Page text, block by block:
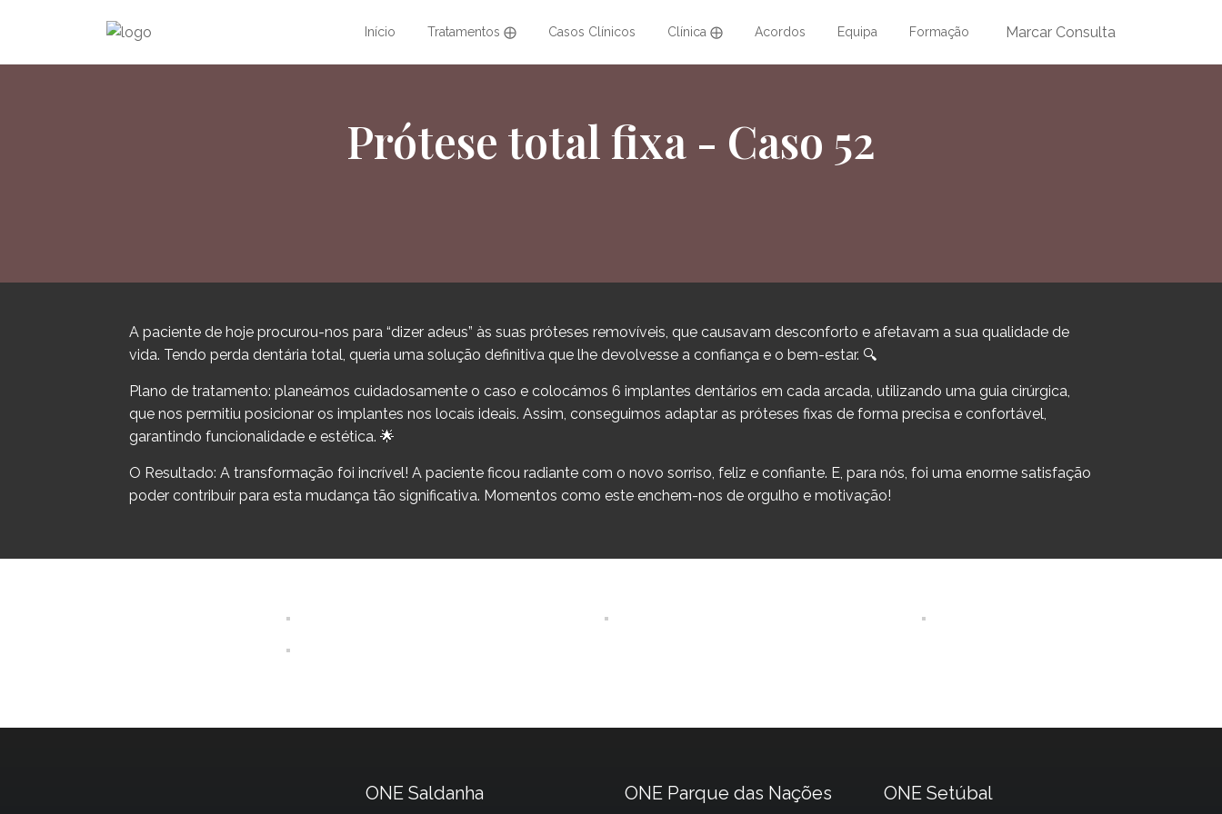
Início Tratamentos ⨁ Casos Clínicos Clínica ⨁ Acordos Equipa Formação Marcar Consulta
Prótese total fixa - Caso 52
A paciente de hoje procurou-nos para “dizer adeus” às suas próteses removíveis, que causavam desconforto e afetavam a sua qualidade de
vida. Tendo perda dentária total, queria uma solução definitiva que lhe devolvesse a confiança e o bem-estar. 🔍
Plano de tratamento: planeámos cuidadosamente o caso e colocámos 6 implantes dentários em cada arcada, utilizando uma guia cirúrgica,
que nos permitiu posicionar os implantes nos locais ideais. Assim, conseguimos adaptar as próteses fixas de forma precisa e confortável,
garantindo funcionalidade e estética. 🌟
O Resultado: A transformação foi incrível! A paciente ficou radiante com o novo sorriso, feliz e confiante. E, para nós, foi uma enorme satisfação
poder contribuir para esta mudança tão significativa. Momentos como este enchem-nos de orgulho e motivação!
ONE Saldanha ONE Parque das Nações ONE Setúbal